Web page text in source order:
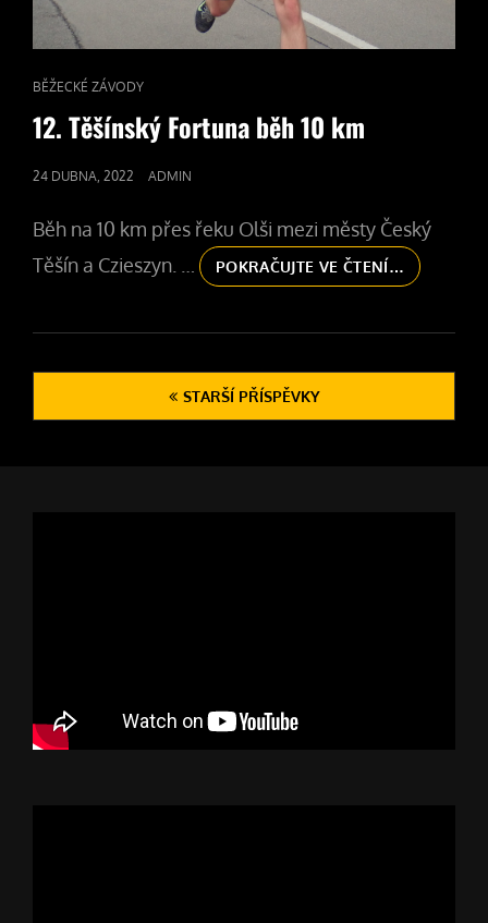
CAT
LINKS
BĚŽECKÉ ZÁVODY
12. Těšínský Fortuna běh 10 km
POSTED
24 DUBNA, 2022 ADMIN
Běh na 10 km přes řeku Olši mezi městy Český
Těšín a Czieszyn. …
POKRAČUJTE VE ČTENÍ… 12.
TĚŠÍNSKÝ
BĚH
Navigace STARŠÍ PŘÍSPĚVKY